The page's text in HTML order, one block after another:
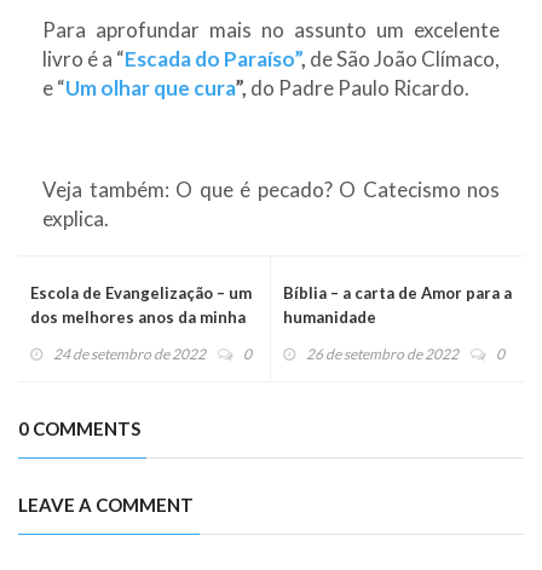
Para aprofundar mais no assunto um excelente
livro é a “Escada do Paraíso”, de São João Clímaco,
e “Um olhar que cura”, do Padre Paulo Ricardo.
Veja também: O que é pecado? O Catecismo nos
explica.
Escola de Evangelização – um
dos melhores anos da minha
24 de setembro de 2022 0
Bíblia – a carta de Amor para a
humanidade
26 de setembro de 2022 0
0 COMMENTS
LEAVE A COMMENT